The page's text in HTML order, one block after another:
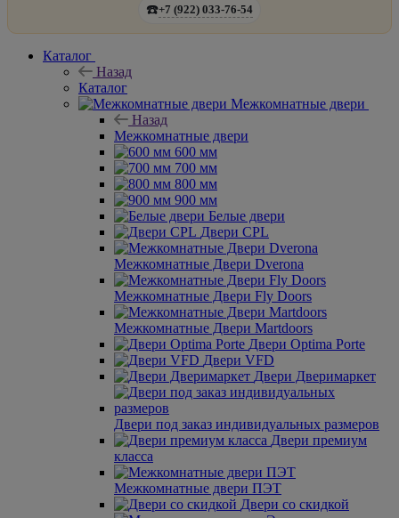
☎️+7 (922) 033-76-54
Каталог
Назад
Каталог
Межкомнатные двери
Назад
Межкомнатные двери
600 мм
700 мм
800 мм
900 мм
Белые двери
Двери CPL
Межкомнатные Двери Dverona
Межкомнатные Двери Fly Doors
Межкомнатные Двери Martdoors
Двери Optima Porte
Двери VFD
Двери Дверимаркет
Двери под заказ индивидуальных размеров
Двери премиум
класса
Межкомнатные двери ПЭТ
Двери со скидкой